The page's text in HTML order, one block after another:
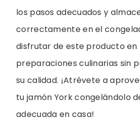
los pasos adecuados y
correctamente en el
disfrutar de este producto en
preparaciones culinarias sin
su calidad. ¡Atrévete a
tu jamón York congelándolo
adecuada en casa!